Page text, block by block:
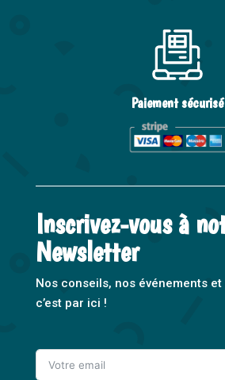
Paiement sécurisé
Inscrivez-vous à
Newsletter
Nos conseils, nos événements
c’est par ici !